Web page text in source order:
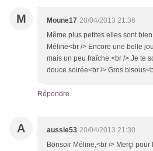
M Moune17 20/04/2013 21:36
Même plus petites elles sont
Méline<br /> Encore une belle
mais un peu fraîche.<br /> Je te
douce soirée<br /> Gros
Répondre
A aussie53 20/04/2013 21:30
Bonsoir Méline,<br /> Merçi